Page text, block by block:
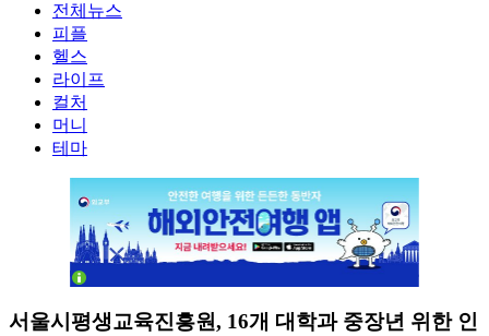
전체뉴스
피플
헬스
라이프
컬처
머니
테마
서울시평생교육진흥원, 16개 대학과 중장년 위한 인